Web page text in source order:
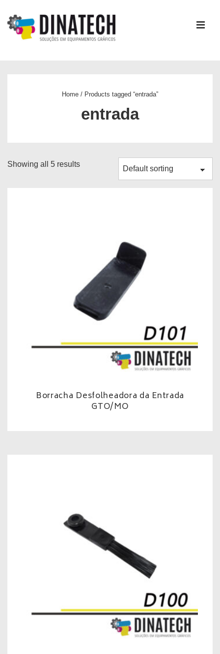
para
Navigation
Home / Products tagged “entrada”
entrada
Showing all 5 results
Borracha Desfolheadora da Entrada
GTO/MO